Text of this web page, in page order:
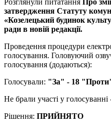
Розглянули питатання Про
затвердження Статуту
«Козелецький будинок
ради в новій редакції.
Проведення процедури
голосування. Головуючий
голосування (додаються):
Голосували: "За" - 18
Не брали участі у голосуванні
Рішення: ПРИЙНЯТО